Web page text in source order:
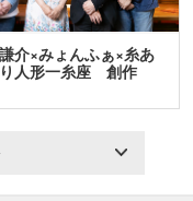
介×みょんふぁ×糸あ
人形一糸座 創作